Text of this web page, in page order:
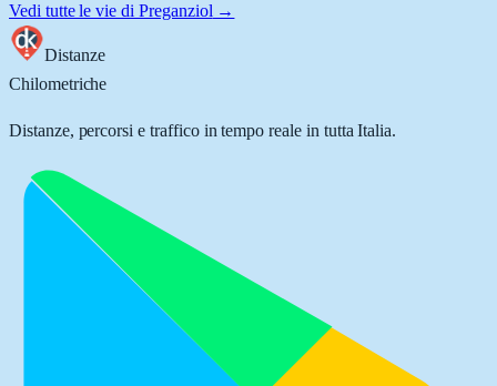
Vedi tutte le vie di Preganziol →
Distanze
Chilometriche
Distanze, percorsi e traffico in tempo reale in tutta Italia.